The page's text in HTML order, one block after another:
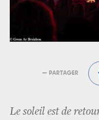
— PARTAGER
Le soleil est de